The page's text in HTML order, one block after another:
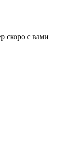
скоро с вами